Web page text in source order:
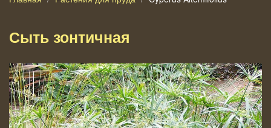
Сыть зонтичная